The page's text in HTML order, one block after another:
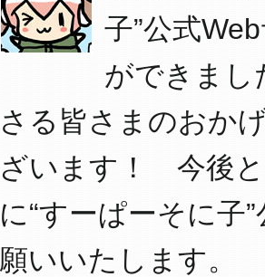
子”公式
ができまし
さる皆さまのおか
ざいます！ 今後と
に“すーぱーそに子
願いいたします。